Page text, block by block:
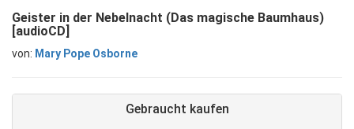
Geister in der Nebelnacht (Das magische Baumhaus)
[audioCD]
von: Mary Pope Osborne
Gebraucht kaufen